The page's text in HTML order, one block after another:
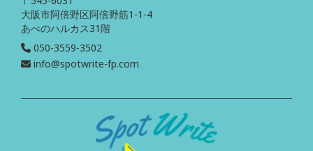
大阪市阿倍野区阿倍野筋1-1-4
あべのハルカス31階
050-3559-3502
info@spotwrite-fp.com